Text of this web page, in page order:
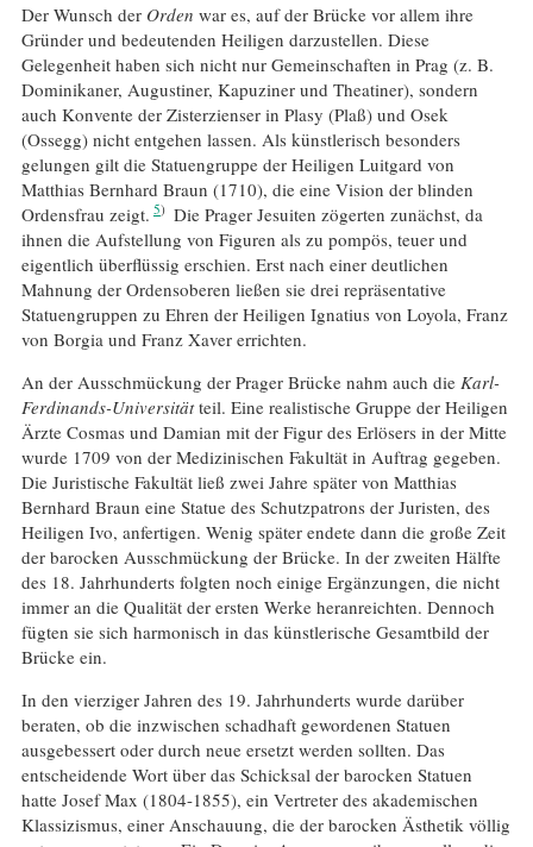
Der Wunsch der Orden war es, auf der Brücke vor allem ihre
Gründer und bedeutenden Heiligen darzustellen. Diese
Gelegenheit haben sich nicht nur Gemeinschaften in Prag (z. B.
Dominikaner, Augustiner, Kapuziner und Theatiner), sondern
auch Konvente der Zisterzienser in Plasy (Plaß) und Osek
(Ossegg) nicht entgehen lassen. Als künstlerisch besonders
gelungen gilt die Statuengruppe der Heiligen Luitgard von
Matthias Bernhard Braun (1710), die eine Vision der blinden
Ordensfrau zeigt. 5
Die Prager Jesuiten zögerten zunächst, da
ihnen die Aufstellung von Figuren als zu pompös, teuer und
eigentlich überflüssig erschien. Erst nach einer deutlichen
Mahnung der Ordensoberen ließen sie drei repräsentative
Statuengruppen zu Ehren der Heiligen Ignatius von Loyola, Franz
von Borgia und Franz Xaver errichten.
An der Ausschmückung der Prager Brücke nahm auch die Karl-
Ferdinands-Universitätteil. Eine realistische Gruppe der Heiligen
Ärzte Cosmas und Damian mit der Figur des Erlösers in der Mitte
wurde 1709 von der Medizinischen Fakultät in Auftrag gegeben.
Die Juristische Fakultät ließ zwei Jahre später von Matthias
Bernhard Braun eine Statue des Schutzpatrons der Juristen, des
Heiligen Ivo, anfertigen. Wenig später endete dann die große Zeit
der barocken Ausschmückung der Brücke. In der zweiten Hälfte
des 18. Jahrhunderts folgten noch einige Ergänzungen, die nicht
immer an die Qualität der ersten Werke heranreichten. Dennoch
fügten sie sich harmonisch in das künstlerische Gesamtbild der
Brücke ein.
In den vierziger Jahren des 19. Jahrhunderts wurde darüber
beraten, ob die inzwischen schadhaft gewordenen Statuen
ausgebessert oder durch neue ersetzt werden sollten. Das
entscheidende Wort über das Schicksal der barocken Statuen
hatte Josef Max (1804-1855), ein Vertreter des akademischen
Klassizismus, einer Anschauung, die der barocken Ästhetik völlig